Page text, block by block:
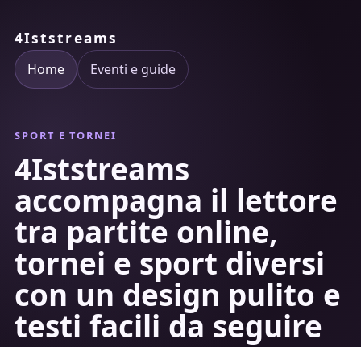
4Iststreams
Home Eventi e guide
SPORT E TORNEI
4Iststreams
accompagna il lettore
tra partite online,
tornei e sport diversi
con un design pulito e
testi facili da seguire